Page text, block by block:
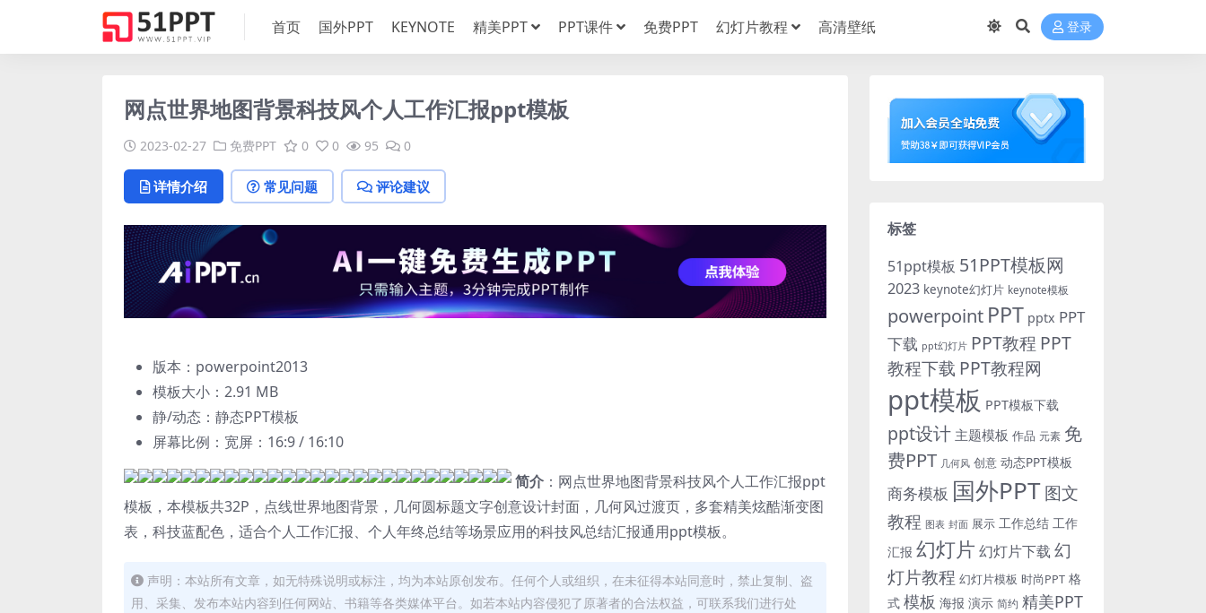
首页 国外PPT KEYNOTE 精美PPT PPT课件 免费PPT 幻灯片教程 高清壁纸 登录
网点世界地图背景科技风个人工作汇报ppt模板
2023-02-27 免费PPT 0 0 95 0
详情介绍 常见问题 评论建议
版本：powerpoint2013
模板大小： 2.91 MB
静/动态：静态PPT模板
屏幕比例：宽屏：16:9 / 16:10
简介 ：网点世界地图背景科技风个人工作汇报ppt
模板，本模板共32P，点线世界地图背景，几何圆标题文字创意设计封面，几何风过渡页，多套精美炫酷渐变图
表，科技蓝配色，适合个人工作汇报、个人年终总结等场景应用的科技风总结汇报通用ppt模板。
声明：本站所有文章，如无特殊说明或标注，均为本站原创发布。任何个人或组织，在未征得本站同意时，禁止复制、盗
用、采集、发布本站内容到任何网站、书籍等各类媒体平台。如若本站内容侵犯了原著者的合法权益，可联系我们进行处
标签
51ppt模板 51PPT模板网
2023 keynote幻灯片 keynote模板
powerpoint PPT pptx PPT
下载 ppt幻灯片 PPT教程 PPT
教程下载 PPT教程网
ppt模板 PPT模板下载
ppt设计 主题模板 作品 元素 免
费PPT 几何风 创意 动态PPT模板
商务模板 国外PPT图文
教程 图表 封面 展示 工作总结 工作
汇报 幻灯片 幻灯片下载 幻
灯片教程 幻灯片模板 时尚PPT 格
式 模板 海报 演示 简约 精美PPT